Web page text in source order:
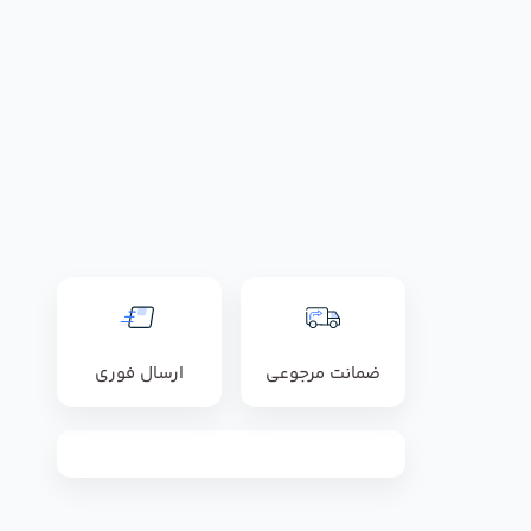
ضمانت مرجوعی ارسال فوری